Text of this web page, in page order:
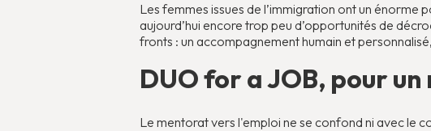
Les femmes issues de l’immigration ont un
aujourd’hui encore trop peu d’opportunités de
fronts : un accompagnement humain et
DUO for a JOB, pour
Le mentorat vers l'emploi ne se confond ni avec le